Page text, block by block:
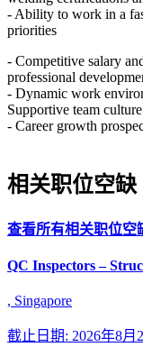
- Ability to work in a
priorities
- Competitive salary
professional
- Dynamic work
Supportive team
- Career growth
相关职位空缺
查看所有相关职位空
QC Inspectors –
, Singapore
截止日期: 2026年8月